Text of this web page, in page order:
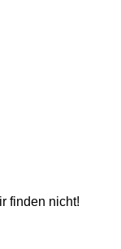
finden nicht!